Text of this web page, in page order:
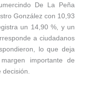
De La Peña
González con 10,93
un 14,90 %, y un
a ciudadanos
lo que deja
importante de